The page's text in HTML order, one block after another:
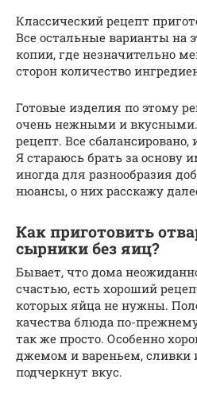
Классический рецепт
Все остальные варианты на
копии, где незначительно
сторон количество
Готовые изделия по этому
очень нежными и
рецепт. Все
Я стараюсь брать за основу
иногда для разнообразия
нюансы, о них расскажу
Как приготовить
сырники без яиц?
Бывает, что дома
счастью, есть хороший
которых яйца не нужны.
качества блюда по-
так же просто. Особенно
джемом и вареньем, сливки
подчеркнут вкус.